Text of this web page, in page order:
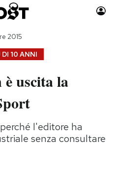
Auto
Moda
Consumismi
Storie/Idee
Ok Boomer!
DI 10 ANNI
2015
è uscita la
l'editore ha
senza consultare